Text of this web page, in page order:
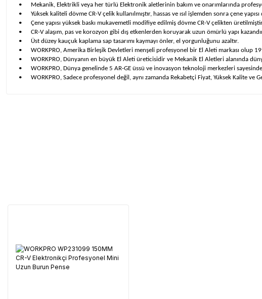
•
Mekanik, Elektrikli veya her türlü Elektronik aletlerinin bakım ve onarımlarında
•
Yüksek kaliteli dövme CR-V çelik kullanılmıştır, hassas ve ısıl işlemden sonra çene
•
Çene yapısı yüksek baskı mukavemetli modifiye edilmiş dövme CR-V çelikten
•
CR-V alaşım, pas ve korozyon gibi dış etkenlerden koruyarak uzun ömürlü yapı
•
Üst düzey kauçuk kaplama sap tasarımı kaymayı önler, el yorgunluğunu azaltır.
•
WORKPRO, Amerika Birleşik Devletleri menşeli profesyonel bir El Aleti markası olup
•
WORKPRO, Dünyanın en büyük El Aleti üreticisidir ve Mekanik El Aletleri alanında
•
WORKPRO, Dünya genelinde 5 AR-GE üssü ve inovasyon teknoloji merkezleri
•
WORKPRO, Sadece profesyonel değil, aynı zamanda Rekabetçi Fiyat, Yüksek Kalite
Tüm ürünlerimiz